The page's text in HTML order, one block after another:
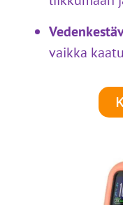
vaikka